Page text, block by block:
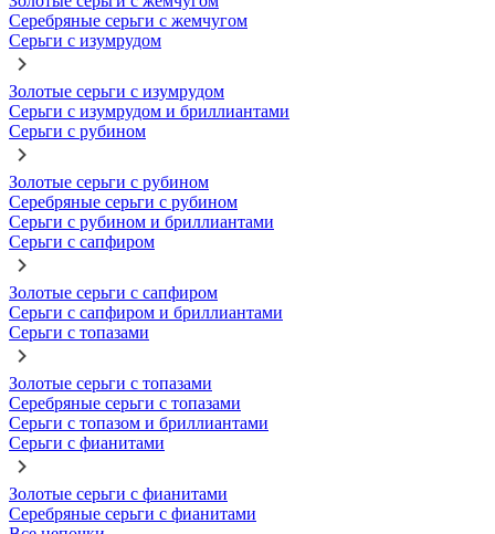
Серебряные серьги с жемчугом
Серьги с изумрудом
Золотые серьги с изумрудом
Серьги с изумрудом и бриллиантами
Серьги с рубином
Золотые серьги с рубином
Серебряные серьги с рубином
Серьги с рубином и бриллиантами
Серьги с сапфиром
Золотые серьги с сапфиром
Серьги с сапфиром и бриллиантами
Серьги с топазами
Золотые серьги с топазами
Серебряные серьги с топазами
Серьги с топазом и бриллиантами
Серьги с фианитами
Золотые серьги с фианитами
Серебряные серьги с фианитами